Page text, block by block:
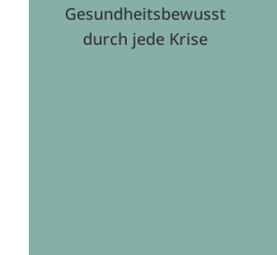
Gesundheitsbewusst
durch jede Krise